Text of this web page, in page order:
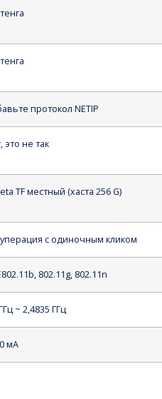
протокол NETIP
это не так
TF местный (хаста 256 G)
с одиночным кликом
802.11g, 802.11n
~ 2,4835 ГГц
мА